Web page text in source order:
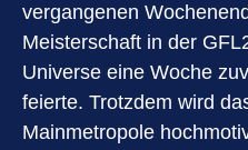
vergangenen
Meisterschaft in der
Universe eine Woche
feierte. Trotzdem wird
Mainmetropole